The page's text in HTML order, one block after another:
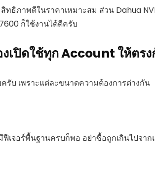
ทธิภาพดีในราคาเหมาะสม ส่วน Dahua
ก็ใช้งานได้ดีครับ
เปิดใช้ทุก Account ให้ตร
รับ เพราะแต่ละขนาดความต้องการต่างกัน
จอร์พื้นฐานครบก็พอ อย่าซื้อถูกเกินไปจา